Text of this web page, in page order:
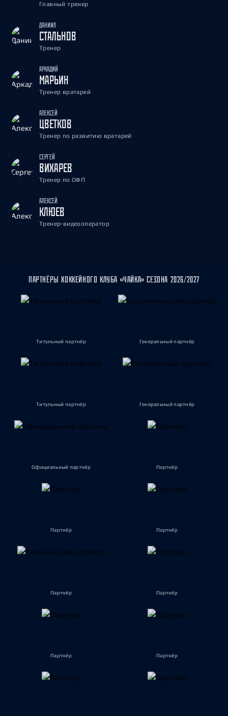
Главный тренер
ДАНИИЛ
СТАЛЬНОВ
Тренер
АРКАДИЙ
МАРЬИН
Тренер вратарей
АЛЕКСЕЙ
ЦВЕТКОВ
Тренер по развитию вратарей
СЕРГЕЙ
ВИХАРЕВ
Тренер по ОФП
АЛЕКСЕЙ
КЛЮЕВ
Тренер-видеооператор
ПАРТНЁРЫ ХОККЕЙНОГО КЛУБА «ЧАЙКА» СЕЗОНА 2026/2027
Титульный партнёр Генеральный партнёр
Титульный партнёр Генеральный партнёр
Официальный партнёр Партнёр
Партнёр Партнёр
Партнёр Партнёр
Партнёр Партнёр